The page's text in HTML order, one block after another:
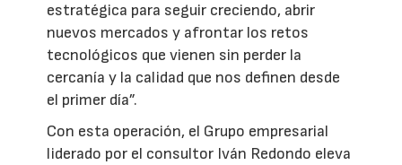
estratégica para seguir creciendo, abrir
nuevos mercados y afrontar los retos
tecnológicos que vienen sin perder la
cercanía y la calidad que nos definen desde
el primer día”.
Con esta operación, el Grupo empresarial
liderado por el consultor Iván Redondo eleva